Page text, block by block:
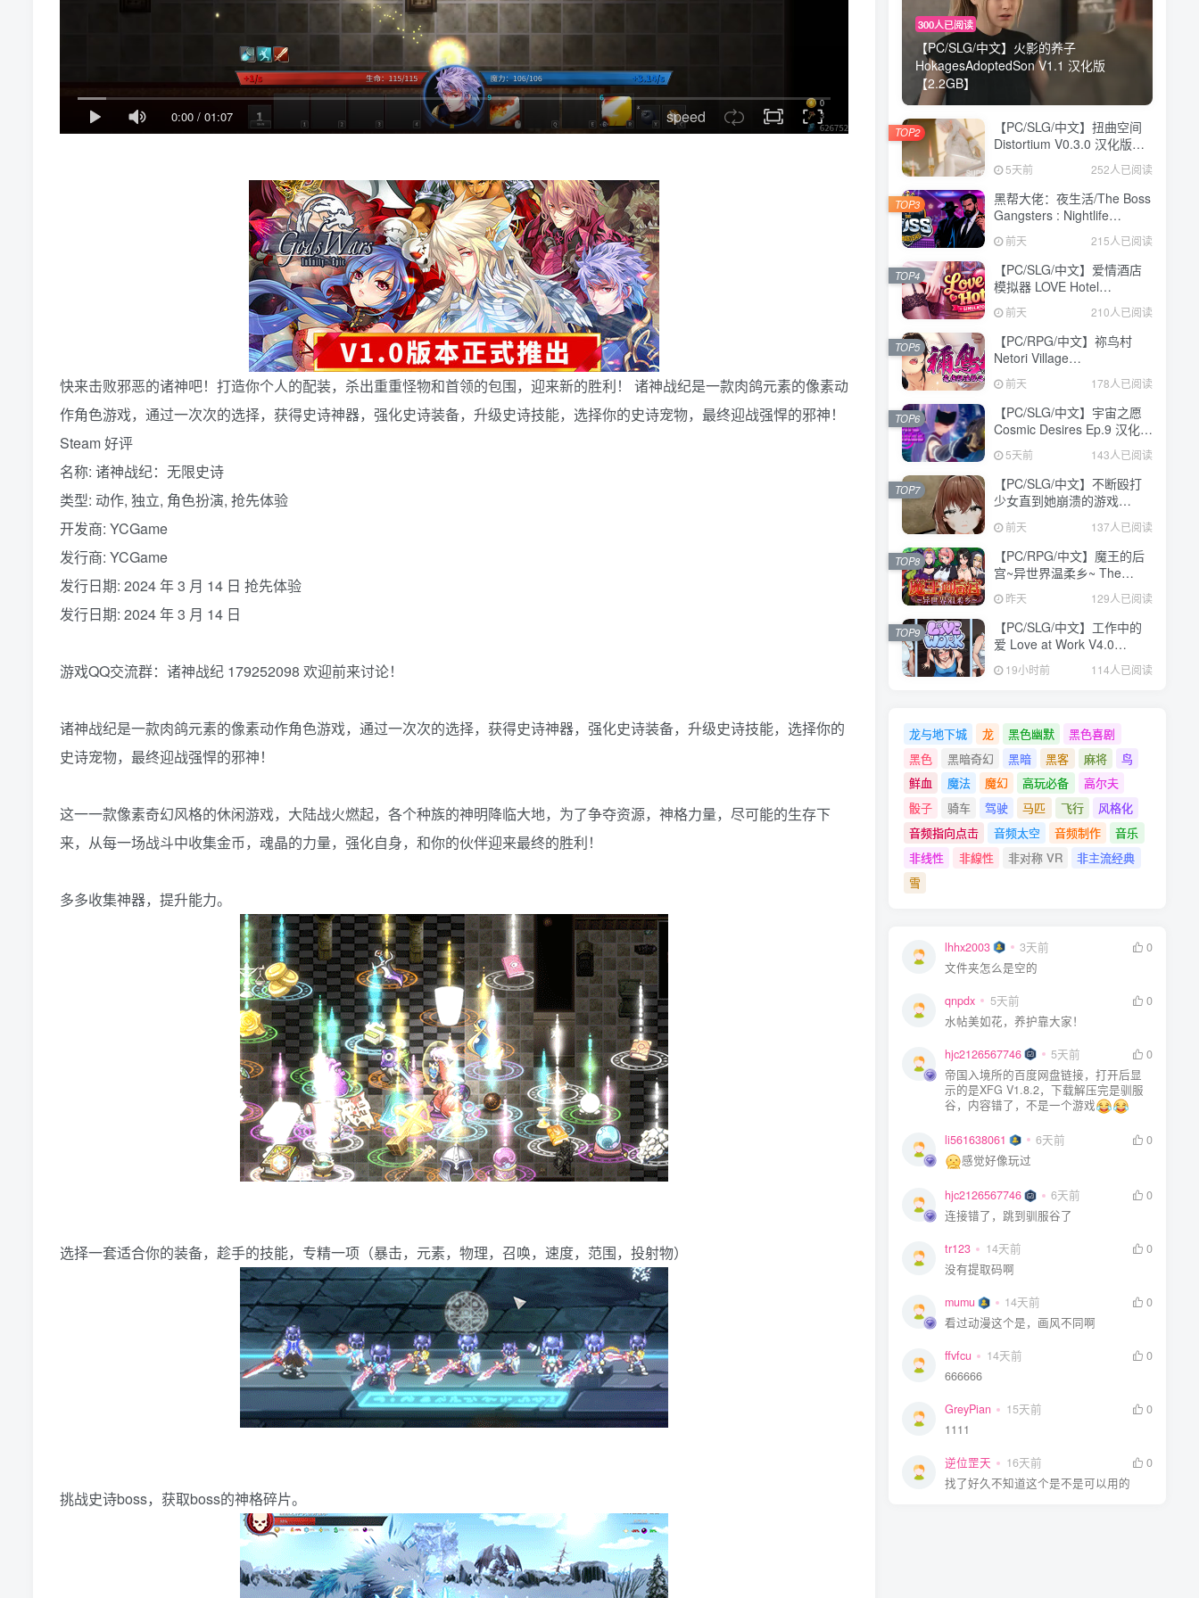
0:00 / 01:07 speed
快来击败邪恶的诸神吧！打造你个人的配装，杀出重重怪物和首领的包围，迎来新的胜利！ 诸神战纪是一款肉鸽元素的像素动
作角色游戏，通过一次次的选择，获得史诗神器，强化史诗装备，升级史诗技能，选择你的史诗宠物，最终迎战强悍的邪神！
Steam 好评
名称: 诸神战纪：无限史诗
类型: 动作, 独立, 角色扮演, 抢先体验
开发商: YCGame
发行商: YCGame
发行日期: 2024 年 3 月 14 日 抢先体验
发行日期: 2024 年 3 月 14 日
游戏QQ交流群：诸神战纪 179252098 欢迎前来讨论！
诸神战纪是一款肉鸽元素的像素动作角色游戏，通过一次次的选择，获得史诗神器，强化史诗装备，升级史诗技能，选择你的
史诗宠物，最终迎战强悍的邪神！
这一一款像素奇幻风格的休闲游戏，大陆战火燃起，各个种族的神明降临大地，为了争夺资源，神格力量，尽可能的生存下
来，从每一场战斗中收集金币，魂晶的力量，强化自身，和你的伙伴迎来最终的胜利！
多多收集神器，提升能力。
选择一套适合你的装备，趁手的技能，专精一项（暴击，元素，物理，召唤，速度，范围，投射物）
挑战史诗boss，获取boss的神格碎片。
300人已阅读
【PC/SLG/中文】火影的养子
HokagesAdoptedSon V1.1 汉化版
【2.2GB】
【PC/SLG/中文】扭曲空间
Distortium V0.3.0 汉化版
【4.5GB】
5天前 252人已阅读
TOP2
黑帮大佬：夜生活/The Boss
Gangsters : Nightlife
Build.21376939|模拟经营|容
量8.4GB|免安装绿色中文版
前天 215人已阅读
TOP3
【PC/SLG/中文】爱情酒店
模拟器 LOVE Hotel
Simulator Build.24183576
STEAM官方中文版
【4.8GB】
前天 210人已阅读
TOP4
【PC/RPG/中文】祢鸟村
Netori Village
Build.24194835 STEAM官
方中文版【540MB】
前天 178人已阅读
TOP5
【PC/SLG/中文】宇宙之愿
Cosmic Desires Ep.9 汉化版
【5.2GB】
5天前 143人已阅读
TOP6
【PC/SLG/中文】不断殴打
少女直到她崩溃的游戏
V1.0.0 汉化版【473MB】
前天 137人已阅读
TOP7
【PC/RPG/中文】魔王的后
宫~异世界温柔乡~ The
Demon King: Harem
Build.24371582 STEAM官
方中文版【1.6GB】
昨天 129人已阅读
TOP8
【PC/SLG/中文】工作中的
爱 Love at Work V4.0
STEAM官方中文版
【3.1GB】
19小时前 114人已阅读
TOP9
龙与地下城 龙 黑色幽默
黑色喜剧
黑色
黑暗奇幻 黑暗 黑客 麻将
鸟
鲜血
魔法 魔幻 高玩必备
高尔夫
骰子
骑车 驾驶 马匹 飞行
风格化
音频指向点击
音频太空 音频制作
音乐
非线性
非線性 非对称 VR
非主流经典
雪
lhhx2003 3天前
0
文件夹怎么是空的
qnpdx 5天前
0
水帖美如花，养护靠大家！
hjc2126567746 5天前
0
帝国入境所的百度网盘链接，打开后显
示的是XFG V1.8.2，下载解压完是驯服
谷，内容错了，不是一个游戏
li561638061 6天前
0
感觉好像玩过
hjc2126567746 6天前
0
连接错了，跳到驯服谷了
tr123 14天前
0
没有提取码啊
mumu 14天前
0
看过动漫这个是，画风不同啊
ffvfcu 14天前
0
666666
GreyPian 15天前
0
1111
逆位罡天 16天前
0
找了好久不知道这个是不是可以用的